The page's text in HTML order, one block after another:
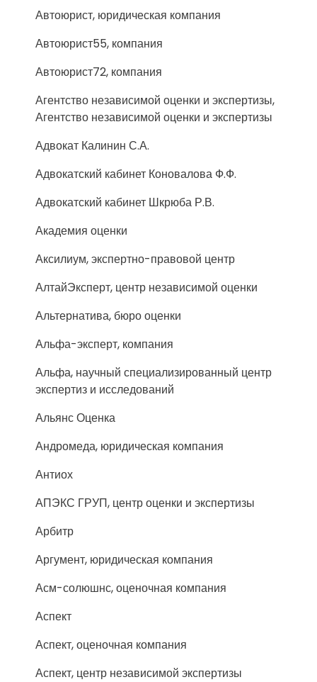
Автоюрист, юридическая компания
Автоюрист55, компания
Автоюрист72, компания
Агентство независимой оценки и экспертизы,
Агентство независимой оценки и экспертизы
Адвокат Калинин С.А.
Адвокатский кабинет Коновалова Ф.Ф.
Адвокатский кабинет Шкрюба Р.В.
Академия оценки
Аксилиум, экспертно-правовой центр
АлтайЭксперт, центр независимой оценки
Альтернатива, бюро оценки
Альфа-эксперт, компания
Альфа, научный специализированный центр
экспертиз и исследований
Альянс Оценка
Андромеда, юридическая компания
Антиох
АПЭКС ГРУП, центр оценки и экспертизы
Арбитр
Аргумент, юридическая компания
Асм-солюшнс, оценочная компания
Аспект
Аспект, оценочная компания
Аспект, центр независимой экспертизы